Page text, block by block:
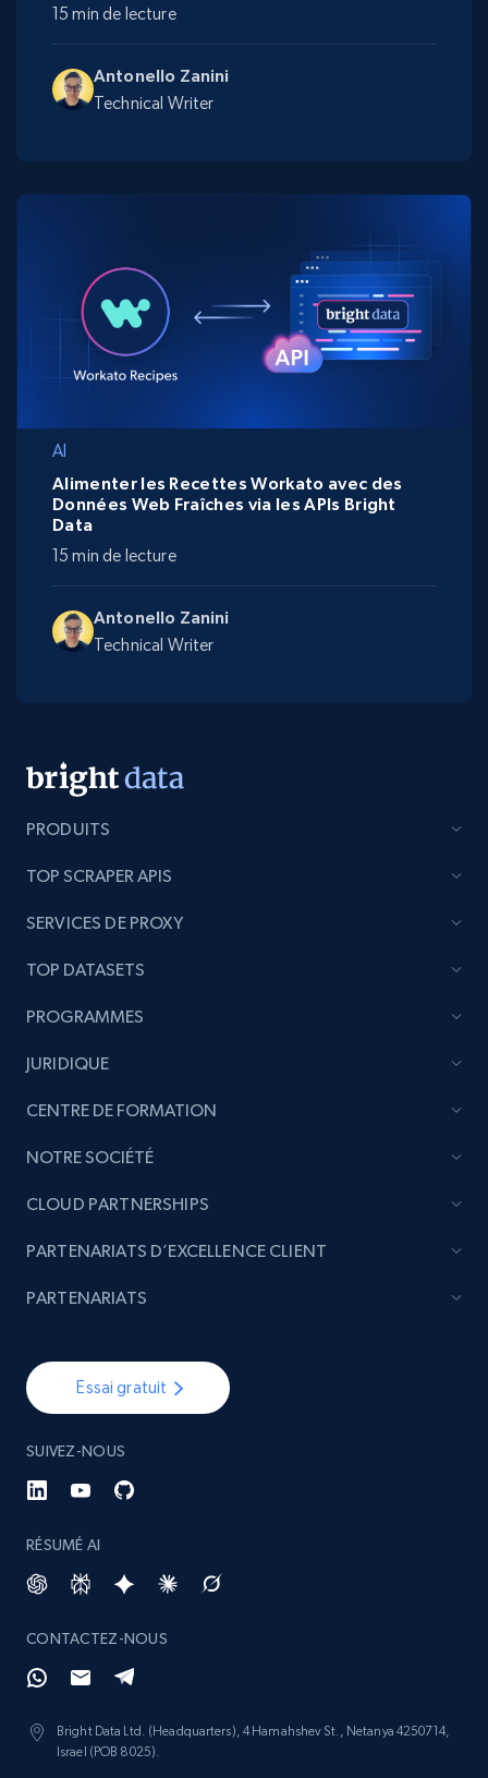
Antonello Zanini
Technical Writer
15 min de lecture
AI
Antonello Zanini
Technical Writer
Alimenter les Recettes Workato avec des
Données Web Fraîches via les APIs Bright
Data
15 min de lecture
PRODUITS
TOP SCRAPER APIS
SERVICES DE PROXY
TOP DATASETS
PROGRAMMES
JURIDIQUE
CENTRE DE FORMATION
NOTRE SOCIÉTÉ
Essai gratuit
SUIVEZ-NOUS
RÉSUMÉ AI
CONTACTEZ-NOUS
Bright Data Ltd. (Headquarters), 4 Hamahshev St., Netanya 4250714,
Israel (POB 8025).
CLOUD PARTNERSHIPS
PARTENARIATS D’EXCELLENCE CLIENT
PARTENARIATS